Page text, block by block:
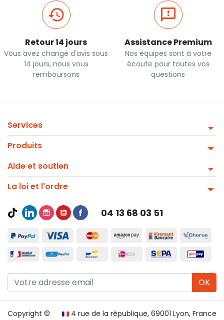
Retour 14 jours
Vous avez changé d'avis sous
14 jours, nous vous
remboursons
Assistance Premium
Nos équipes sont à votre
écoute pour toutes vos
questions
Services
Produits
Aide et soutien
La loi et l'ordre
04 13 68 03 51
OK
4 rue de la république, 69001 Lyon, France
Copyright ©